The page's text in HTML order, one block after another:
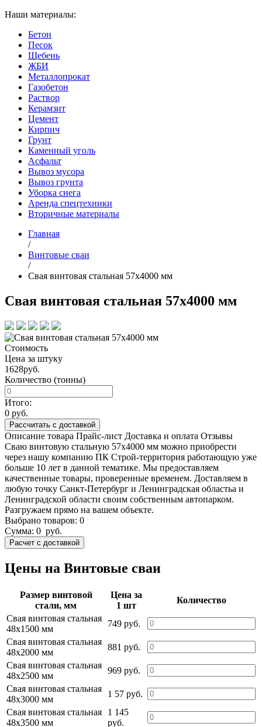
Наши материалы:
Бетон
Песок
Щебень
ЖБИ
Металлопрокат
Газобетон
Раствор
Керамзит
Цемент
Кирпич
Грунт
Каменный уголь
Асфальт
Вывоз мусора
Вывоз грунта
Уборка снега
Аренда спецтехники
Вторичные материалы
Главная
/
Винтовые сваи
/
Свая винтовая стальная 57х4000 мм
Свая винтовая стальная 57х4000 мм
Стоимость
Цена за штуку
1628руб.
Количество (тонны)
Итого:
0 руб.
Рассчитать с доставкой
Описание товара Прайс-лист Доставка и оплата Отзывы
Сваю винтовую стальную 57х4000 мм можно приобрести
через нашу компанию ПК Строй-территория работающую уже
больше 10 лет в данной тематике. Мы предоставляем
качественные товары, проверенные временем. Доставляем в
любую точку Санкт-Петербург и Ленинградская областьа и
Ленинградской области своим собственным автопарком.
Разгружаем прямо на вашем объекте.
Выбрано товаров: 0
Сумма: 0 руб.
Цены на Винтовые сваи
Размер винтовой
стали, мм
Цена за
1 шт
Количество
Свая винтовая стальная
48х1500 мм
749 руб.
Свая винтовая стальная
48х2000 мм
881 руб.
Свая винтовая стальная
48х2500 мм
969 руб.
Свая винтовая стальная
48х3000 мм
1 57 руб.
Свая винтовая стальная
48х3500 мм
1 145
руб.